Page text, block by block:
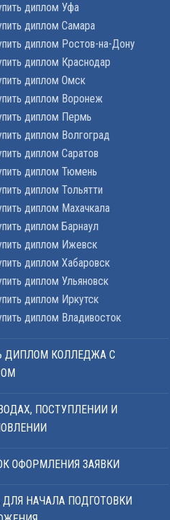
диплом Уфа
диплом Самара
диплом Ростов-на-Дону
диплом Краснодар
диплом Омск
диплом Воронеж
диплом Пермь
диплом Волгоград
диплом Саратов
диплом Тюмень
диплом Тольятти
диплом Махачкала
диплом Барнаул
диплом Ижевск
диплом Хабаровск
диплом Ульяновск
диплом Иркутск
диплом Владивосток
ДИПЛОМ КОЛЛЕДЖА С
ПОСТУПЛЕНИИ И
ОФОРМЛЕНИЯ ЗАЯВКИ
ДЛЯ НАЧАЛА ПОДГОТОВКИ